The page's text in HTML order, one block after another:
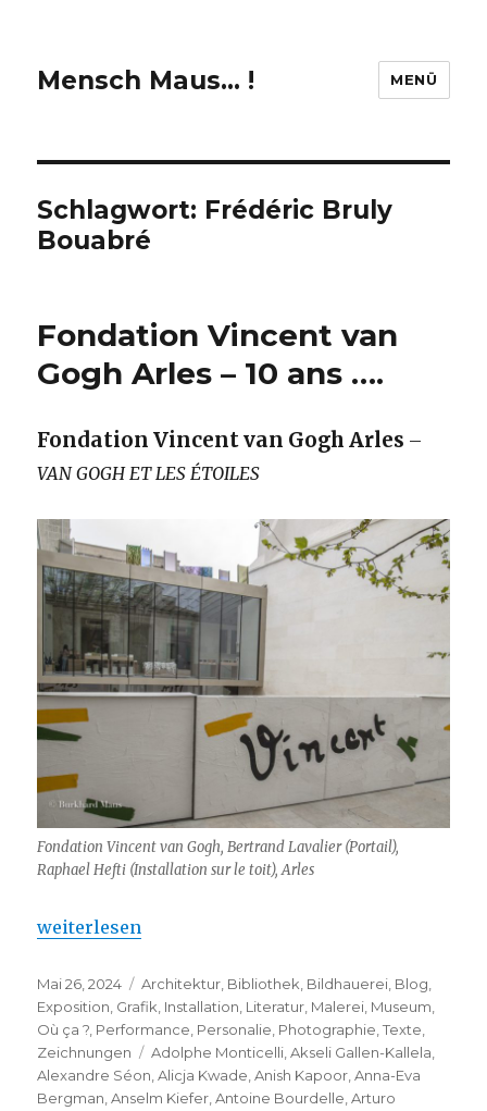
Mensch Maus… ! MENÜ
Schlagwort: Frédéric Bruly
Bouabré
Fondation Vincent van
Gogh Arles – 10 ans ….
Fondation Vincent van Gogh Arles –
VAN GOGH ET LES ÉTOILES
Fondation Vincent van Gogh, Bertrand Lavalier (Portail),
Raphael Hefti (Installation sur le toit), Arles
„Fondation Vincent van Gogh Arles – 10 ans ….“
weiterlesen
Veröffentlicht
am
Mai 26, 2024 Kategorien
Architektur, Bibliothek, Bildhauerei, Blog,
Exposition, Grafik, Installation, Literatur, Malerei, Museum,
Où ça ?, Performance, Personalie, Photographie,Texte,
Zeichnungen
Schlagwörter
Adolphe Monticelli,Akseli Gallen-Kallela,
Alexandre Séon,Alicja Kwade,Anish Kapoor,Anna-Eva
Bergman,Anselm Kiefer,Antoine Bourdelle,Arturo